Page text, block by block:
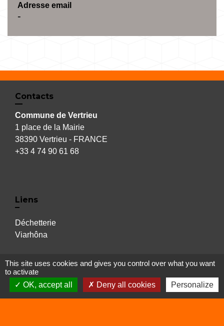
Adresse email
-
Contacts
Commune de Vertrieu
1 place de la Mairie
38390 Vertrieu - FRANCE
+33 4 74 90 61 68
Liens
Déchetterie
Viarhôna
Sites utiles
Balcons du Dauphiné
This site uses cookies and gives you control over what you want
to activate
OK, accept all
Deny all cookies Personalize